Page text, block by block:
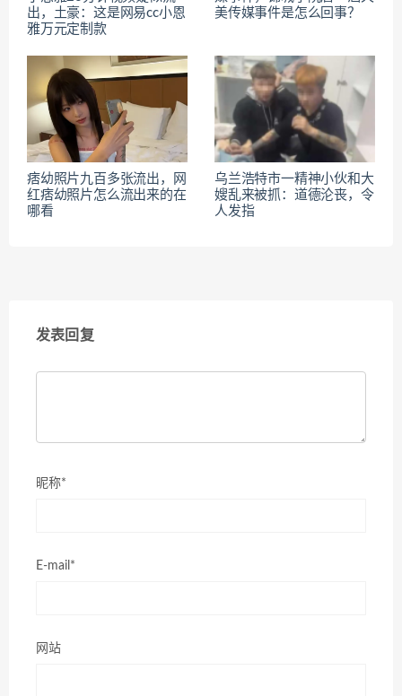
出，土豪：这是网易cc小恩
雅万元定制款
美传媒事件是怎么回事？
痞幼照片九百多张流出，网
红痞幼照片怎么流出来的在
哪看
乌兰浩特市一精神小伙和大
嫂乱来被抓：道德沦丧，令
人发指
发表回复
昵称*
E-mail*
网站